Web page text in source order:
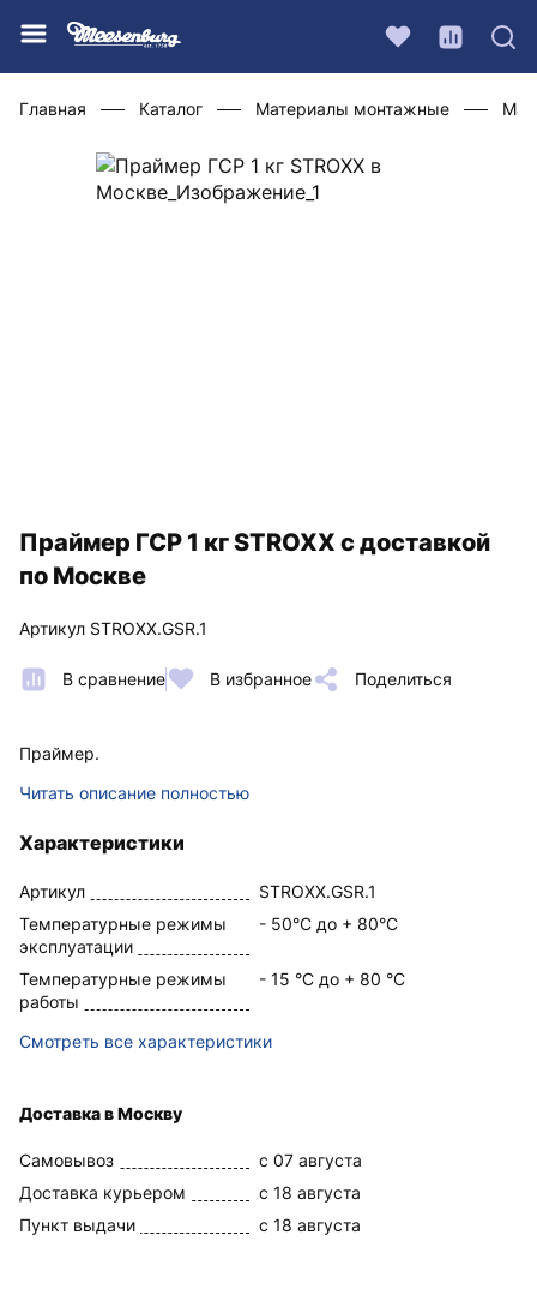
Главная Каталог Материалы монтажные
Праймер ГСР 1 кг STROXX с доставкой
по Москве
Артикул STROXX.GSR.1
В сравнение В избранное Поделиться
Праймер.
Читать описание полностью
Характеристики
Артикул
STROXX.GSR.1
Температурные режимы
эксплуатации
- 50°С до + 80°С
Температурные режимы
работы
- 15 °С до + 80 °С
Смотреть все характеристики
Доставка в Москву
Самовывоз
c 07 августа
Доставка курьером
c 18 августа
Пункт выдачи
c 18 августа